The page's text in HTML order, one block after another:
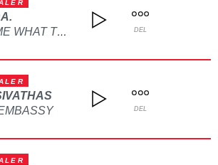
TELL ME WHAT TO DO DEL
DEL